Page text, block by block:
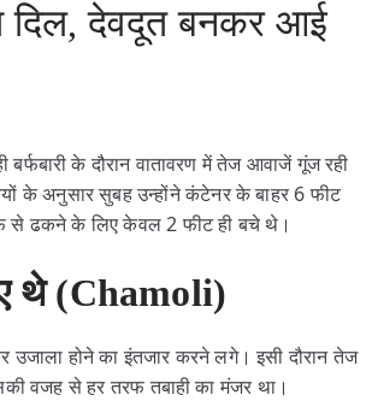
दिल, देवदूत बनकर आई
के दौरान वातावरण में तेज आवाजें गूंज रही
के अनुसार सुबह उन्होंने कंटेनर के बाहर 6 फीट
से ढकने के लिए केवल 2 फीट ही बचे थे।
थे (Chamoli)
होने का इंतजार करने लगे। इसी दौरान तेज
वजह से हर तरफ तबाही का मंजर था।